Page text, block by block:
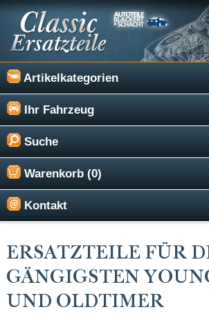
Artikelkategorien
Ihr Fahrzeug
Suche
Warenkorb (0)
Kontakt
ERSATZTEILE FÜR
GÄNGIGSTEN
UND OLDTIMER